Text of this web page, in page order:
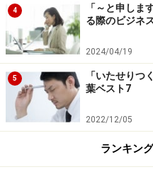
本当に、信じられない、
もよらない、意外、当て
い……など。
■「確か」などの意味に解
真実、間違いない、正し
実、真相……など。
■「本気」「一生懸命」と
4
「～と申しま
る際のビジネ
2024/04/19
5
「いたせりつ
葉ベスト7
2022/12/05
ランキン